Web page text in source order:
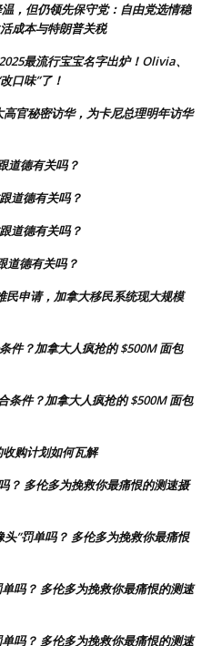
，但仍领先保守党：自由党选情稳
成本与特朗普关税
最流行宝宝名字出炉！Olivia、
口味”了！
高官秘密访华，为卡尼总理明年访华
道德有关吗？
道德有关吗？
道德有关吗？
道德有关吗？
民申请，加拿大移民系统现大规模
件？加拿大人疯抢的 $500M 面包
条件？加拿大人疯抢的 $500M 面包
购计划如何瓦解
？ 多伦多为挽救你最痛恨的测速摄
头”罚单吗？ 多伦多为挽救你最痛恨
吗？ 多伦多为挽救你最痛恨的测速
吗？ 多伦多为挽救你最痛恨的测速